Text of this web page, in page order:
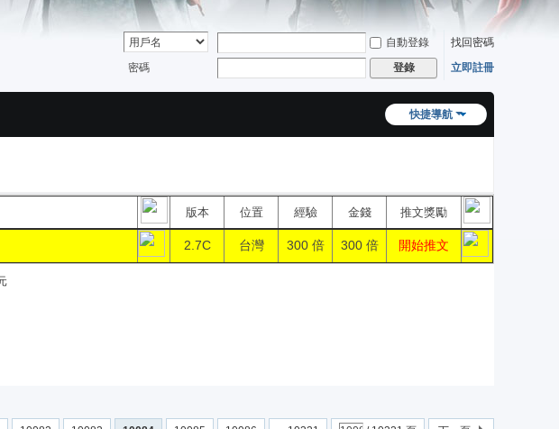
自動登錄
找回密碼
密碼
登錄 立即註冊
快捷導航
版本 位置 經驗 金錢 推文獎勵
2.7C 台灣 300 倍 300 倍 開始推文